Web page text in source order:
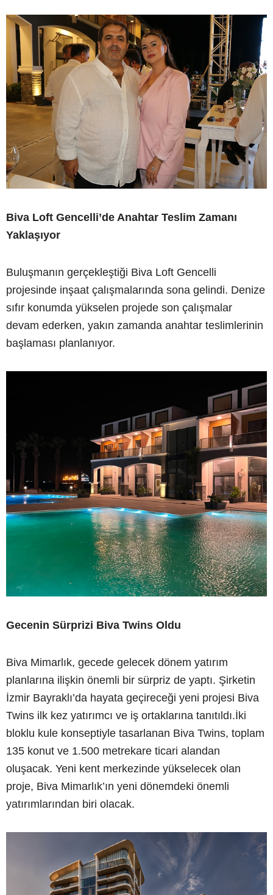
Biva Loft Gencelli’de Anahtar Teslim Zamanı
Yaklaşıyor
Buluşmanın gerçekleştiği Biva Loft Gencelli
projesinde inşaat çalışmalarında sona gelindi. Denize
sıfır konumda yükselen projede son çalışmalar
devam ederken, yakın zamanda anahtar teslimlerinin
başlaması planlanıyor.
Gecenin Sürprizi Biva Twins Oldu
Biva Mimarlık, gecede gelecek dönem yatırım
planlarına ilişkin önemli bir sürpriz de yaptı. Şirketin
İzmir Bayraklı’da hayata geçireceği yeni projesi Biva
Twins ilk kez yatırımcı ve iş ortaklarına tanıtıldı.İki
bloklu kule konseptiyle tasarlanan Biva Twins, toplam
135 konut ve 1.500 metrekare ticari alandan
oluşacak. Yeni kent merkezinde yükselecek olan
proje, Biva Mimarlık’ın yeni dönemdeki önemli
yatırımlarından biri olacak.